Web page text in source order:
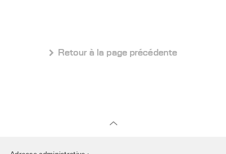
 Retour à la page précédente